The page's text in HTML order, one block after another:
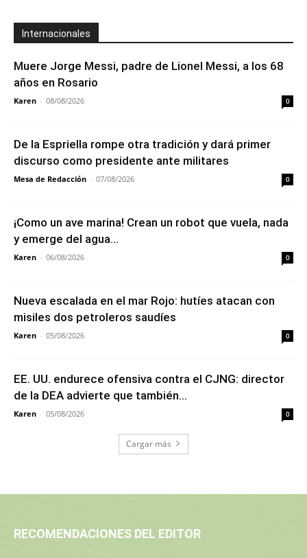
Internacionales
Muere Jorge Messi, padre de Lionel Messi, a los 68
años en Rosario
Karen - 08/08/2026 0
De la Espriella rompe otra tradición y dará primer
discurso como presidente ante militares
Mesa de Redacción - 07/08/2026 0
¡Como un ave marina! Crean un robot que vuela, nada
y emerge del agua...
Karen - 06/08/2026 0
Nueva escalada en el mar Rojo: hutíes atacan con
misiles dos petroleros saudíes
Karen - 05/08/2026 0
EE. UU. endurece ofensiva contra el CJNG: director
de la DEA advierte que también...
Karen - 05/08/2026 0
Cargar más
RECOMENDACIONES DEL EDITOR